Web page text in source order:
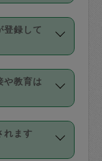
依頼料
なりま
上のキャ
期の場合
1200
とが可
スカジさ
ださ
整はで
、料理、
ってで
で、依頼
ールで
作業、屋
登録して
持ちの
者で保
で料理関
日本で
生とし
や教育は
接と説明
明書の
れます